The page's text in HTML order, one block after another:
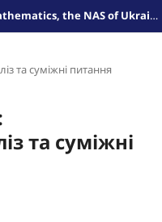
Transactions of Institute of Mathematics, the NAS of Ukraine
та суміжні питання
та суміжні